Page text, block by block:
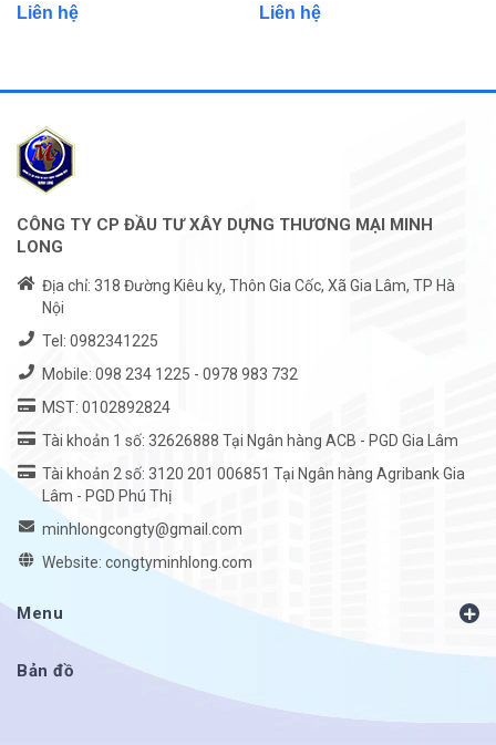
Liên hệ Liên hệ
CÔNG TY CP ĐẦU TƯ XÂY DỰNG THƯƠNG MẠI MINH
LONG
Địa chỉ: 318 Đường Kiêu kỵ, Thôn Gia Cốc, Xã Gia Lâm, TP Hà
Nội
Tel: 0982341225
Mobile: 098 234 1225 - 0978 983 732
MST: 0102892824
Tài khoản 1 số: 32626888 Tại Ngân hàng ACB - PGD Gia Lâm
Tài khoản 2 số: 3120 201 006851 Tại Ngân hàng Agribank Gia
Lâm - PGD Phú Thị
minhlongcongty@gmail.com
Website: congtyminhlong.com
Menu
Bản đồ